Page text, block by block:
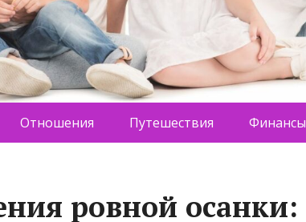
Отношения Путешествия Финансы
ровной осанки: